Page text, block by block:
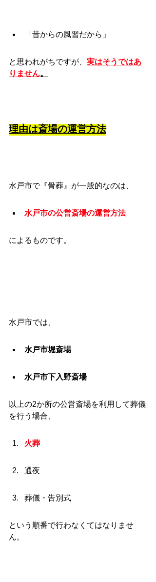
「昔からの風習だから」
と思われがちですが、 実はそうではあ
りません。
理由は斎場の運営方法
水戸市で『骨葬』が一般的なのは、
水戸市の公営斎場の運営方法
によるものです。
水戸市では、
水戸市堀斎場
水戸市下入野斎場
以上の2か所の公営斎場を利用して葬儀
を行う場合、
火葬
通夜
葬儀・告別式
という順番で行わなくてはなりませ
ん。